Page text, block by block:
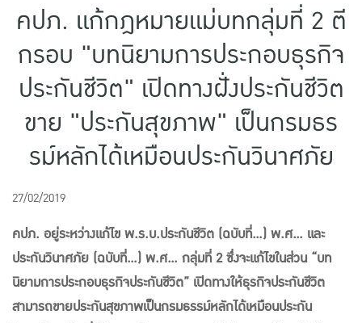
แบบประกันที่เหมาะกับช่วงอายุ
เปรียบเทียบแบบประกัน
เลือกแบบประกันที่เหมาะกับคุณ
TL Learning Center
คปภ. แก้กฎหมายแม่บทกลุ่มที่ 2 ตี
กรอบ "บทนิยามการประกอบธุรกิจ
ประกันชีวิต" เปิดทางฝั่งประกันชีวิต
ขาย "ประกันสุขภาพ" เป็นกรมธร
รม์หลักได้เหมือนประกันวินาศภัย
27/02/2019
คปภ. อยู่ระหว่างแก้ไข พ.ร.บ.ประกันชีวิต (ฉบับที่...) พ.ศ... และ
ประกันวินาศภัย (ฉบับที่...) พ.ศ... กลุ่มที่ 2 ซึ่งจะแก้ไขในส่วน “บท
นิยามการประกอบธุรกิจประกันชีวิต” เปิดทางให้ธุรกิจประกันชีวิต
สามารถขายประกันสุขภาพเป็นกรมธรรม์หลักได้เหมือนประกัน